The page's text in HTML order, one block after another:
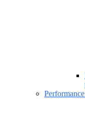
Performance